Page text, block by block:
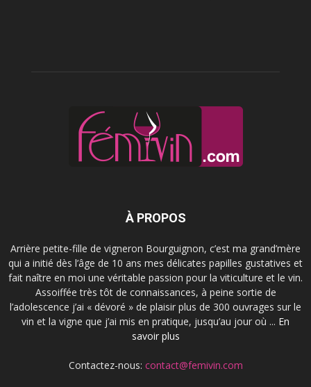
À PROPOS
Arrière petite-fille de vigneron Bourguignon, c’est ma grand’mère
qui a initié dès l’âge de 10 ans mes délicates papilles gustatives et
fait naître en moi une véritable passion pour la viticulture et le vin.
Assoiffée très tôt de connaissances, à peine sortie de
l’adolescence j’ai « dévoré » de plaisir plus de 300 ouvrages sur le
vin et la vigne que j’ai mis en pratique, jusqu’au jour où ... En
savoir plus
Contactez-nous: contact@femivin.com